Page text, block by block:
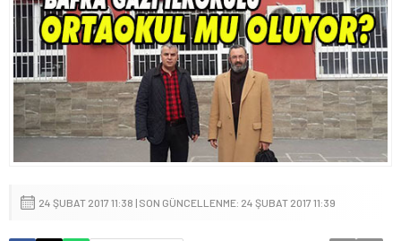
24 ŞUBAT 2017 11:38 | SON GÜNCELLENME: 24 ŞUBAT 2017 11:39